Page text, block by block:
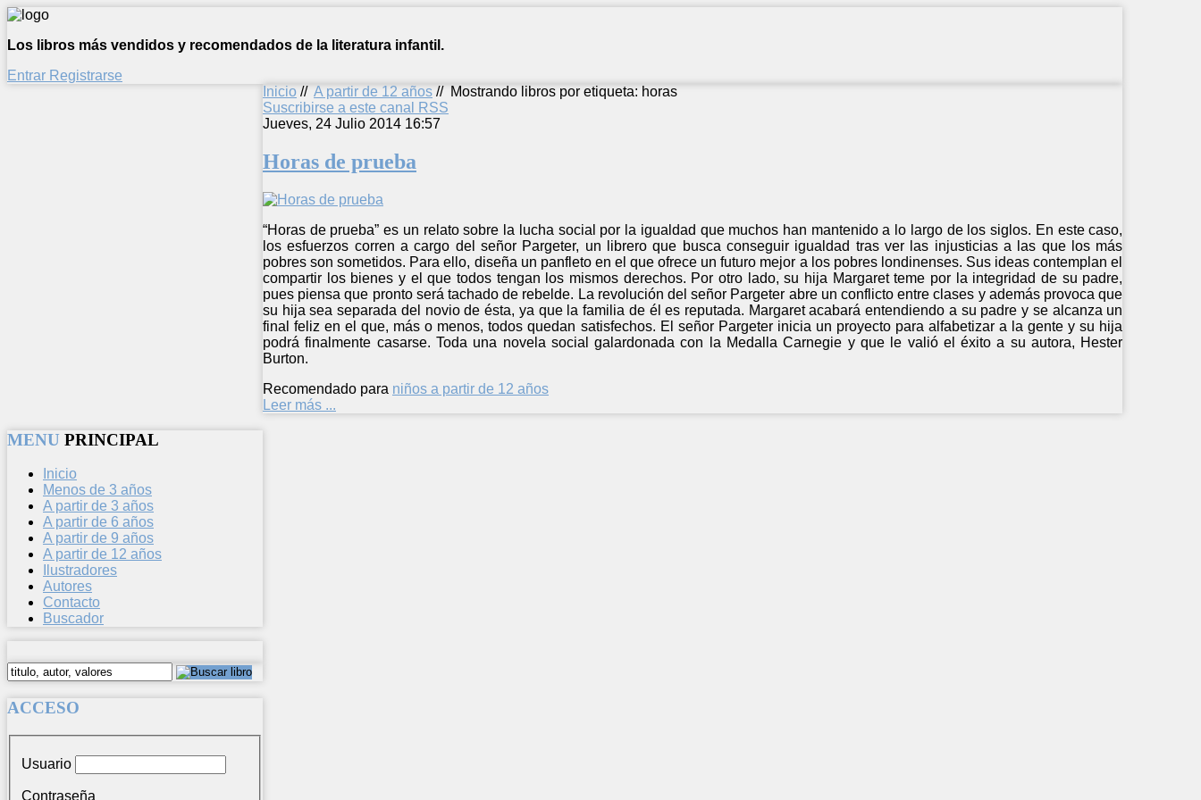
Los libros más vendidos y recomendados de la literatura infantil.
Entrar Registrarse
Inicio // A partir de 12 años // Mostrando libros por etiqueta: horas
Suscribirse a este canal RSS
Jueves, 24 Julio 2014 16:57
Horas de prueba
“Horas de prueba” es un relato sobre la lucha social por la igualdad que muchos han mantenido a lo largo de los siglos. En este caso,
los esfuerzos corren a cargo del señor Pargeter, un librero que busca conseguir igualdad tras ver las injusticias a las que los más
pobres son sometidos. Para ello, diseña un panfleto en el que ofrece un futuro mejor a los pobres londinenses. Sus ideas contemplan el
compartir los bienes y el que todos tengan los mismos derechos. Por otro lado, su hija Margaret teme por la integridad de su padre,
pues piensa que pronto será tachado de rebelde. La revolución del señor Pargeter abre un conflicto entre clases y además provoca que
su hija sea separada del novio de ésta, ya que la familia de él es reputada. Margaret acabará entendiendo a su padre y se alcanza un
final feliz en el que, más o menos, todos quedan satisfechos. El señor Pargeter inicia un proyecto para alfabetizar a la gente y su hija
podrá finalmente casarse. Toda una novela social galardonada con la Medalla Carnegie y que le valió el éxito a su autora, Hester
Burton.
Recomendado para niños a partir de 12 años
Leer más ...
MENU PRINCIPAL
Inicio
Menos de 3 años
A partir de 3 años
A partir de 6 años
A partir de 9 años
A partir de 12 años
Ilustradores
Autores
Contacto
Buscador
ACCESO
Usuario
Contraseña